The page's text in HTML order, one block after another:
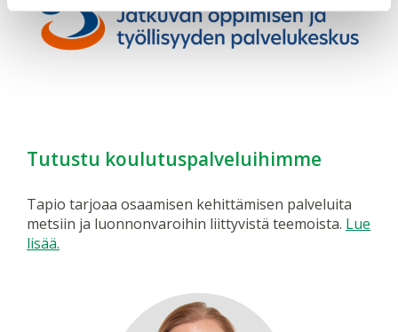
Tutustu koulutuspalveluihimme
Tapio tarjoaa osaamisen kehittämisen palveluita
metsiin ja luonnonvaroihin liittyvistä teemoista. Lue
lisää.